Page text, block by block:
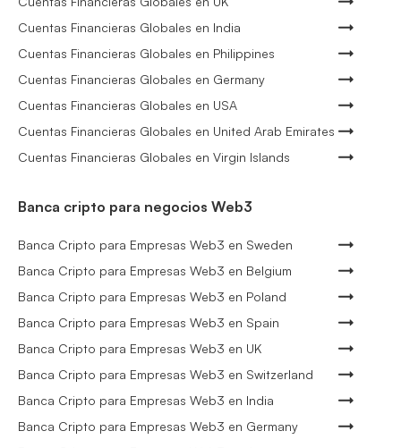
Cuentas Financieras Globales en India
Cuentas Financieras Globales en Philippines
Cuentas Financieras Globales en Germany
Cuentas Financieras Globales en USA
Cuentas Financieras Globales en United Arab Emirates
Cuentas Financieras Globales en Virgin Islands
Banca cripto para negocios Web3
Banca Cripto para Empresas Web3 en Sweden
Banca Cripto para Empresas Web3 en Belgium
Banca Cripto para Empresas Web3 en Poland
Banca Cripto para Empresas Web3 en Spain
Banca Cripto para Empresas Web3 en UK
Banca Cripto para Empresas Web3 en Switzerland
Banca Cripto para Empresas Web3 en India
Banca Cripto para Empresas Web3 en Germany